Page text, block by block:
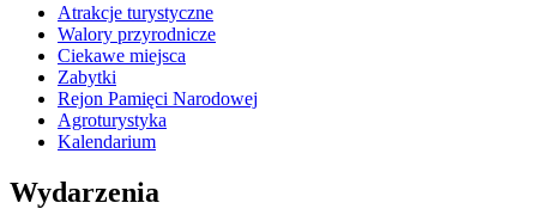
Atrakcje turystyczne
Walory przyrodnicze
Ciekawe miejsca
Zabytki
Rejon Pamięci Narodowej
Agroturystyka
Kalendarium
Wydarzenia